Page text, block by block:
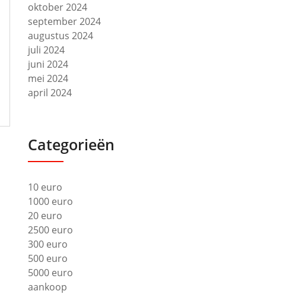
oktober 2024
september 2024
augustus 2024
juli 2024
juni 2024
mei 2024
april 2024
Categorieën
10 euro
1000 euro
20 euro
2500 euro
300 euro
500 euro
5000 euro
aankoop